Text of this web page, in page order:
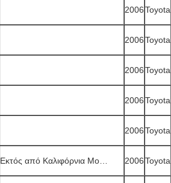
2006Toyota
2006Toyota
2006Toyota
2006Toyota
2006Toyota
Εκτός από Καλιφόρνια Mo… 2006Toyota